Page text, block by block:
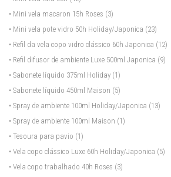
• Mini vela macaron 15h Roses (3)
• Mini vela pote vidro 50h Holiday/Japonica (23)
• Refil da vela copo vidro clássico 60h Japonica (12)
• Refil difusor de ambiente Luxe 500ml Japonica (9)
• Sabonete líquido 375ml Holiday (1)
• Sabonete líquido 450ml Maison (5)
• Spray de ambiente 100ml Holiday/Japonica (13)
• Spray de ambiente 100ml Maison (1)
• Tesoura para pavio (1)
• Vela copo clássico Luxe 60h Holiday/Japonica (5)
• Vela copo trabalhado 40h Roses (3)